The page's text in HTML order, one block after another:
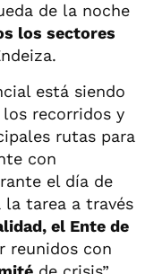
de la noche
los sectores
está siendo
recorridos y
rutas para
con
el día de
la tarea a través
el Ente de
reunidos con